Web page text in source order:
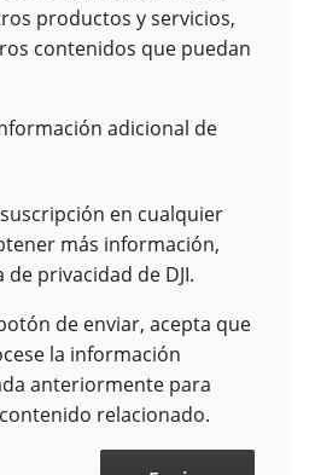
productos y servicios,
contenidos que puedan
adicional de
en cualquier
más información,
privacidad de DJI.
de enviar, acepta que
la información
anteriormente para
relacionado.